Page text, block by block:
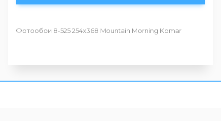
Фотообои 8-525 254х368 Mountain Morning Komar